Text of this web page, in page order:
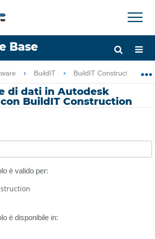
Base
Accesso
×
gerarchia globale
BuildIT BuildIT Construction
di dati in Autodesk
BuildIT Construction